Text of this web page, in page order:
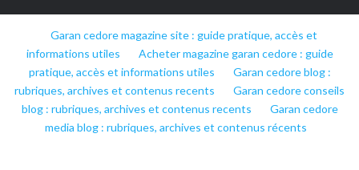
Garan cedore magazine site : guide pratique, accès et
informations utiles
Acheter magazine garan cedore : guide
pratique, accès et informations utiles
Garan cedore blog :
rubriques, archives et contenus recents
Garan cedore conseils
blog : rubriques, archives et contenus recents
Garan cedore
media blog : rubriques, archives et contenus récents